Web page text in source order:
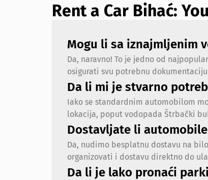
Rent a Car Bihać:
Mogu li sa iznajmljenim
Da, naravno! To je jedno od
osigurati svu potrebnu
Da li mi je stvarno
Iako se standardnim automobilom
lokacija, poput vodopada Štrbački
Dostavljate li
Da, nudimo besplatnu dostavu na
organizovati i dostavu direktno do
Da li je lako pronaći